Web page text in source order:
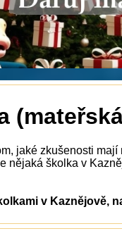
jaké zkušenosti
nějaká školka v
v Kaznějově,